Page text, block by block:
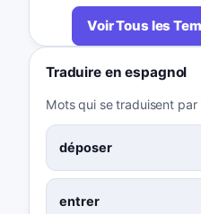
Voir Tous les
Traduire en espagnol
Mots qui se traduisent
déposer
entrer